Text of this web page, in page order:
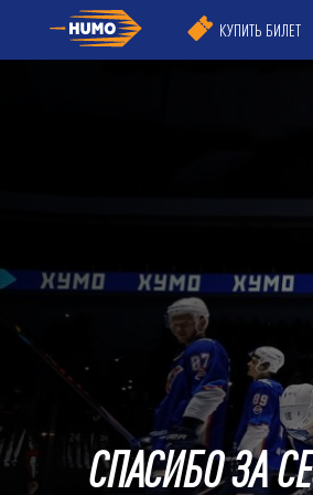
КУПИТЬ БИЛЕТ
СПАСИБО ЗА